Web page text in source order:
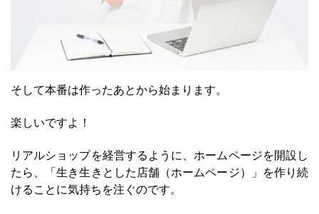
そして本番は作ったあとから始まります。
楽しいですよ！
リアルショップを経営するように、ホームページを開設し
たら、「生き生きとした店舗（ホームページ）」を作り続
けることに気持ちを注ぐのです。